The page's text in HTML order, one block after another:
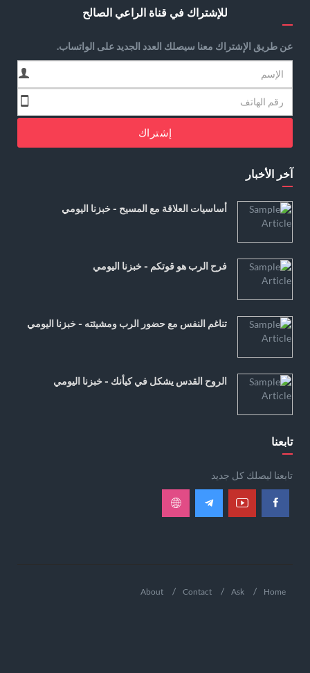
للإشتراك في قناة الراعي الصالح
عن طريق الإشتراك معنا سيصلك العدد الجديد على الواتساب.
إشتراك
آخر الأخبار
أساسيات العلاقة مع المسيح - خبزنا اليومي
فرح الرب هو قوتكم - خبزنا اليومي
تناغم النفس مع حضور الرب ومشيئته - خبزنا اليومي
الروح القدس يشكل في كيأنك - خبزنا اليومي
تابعنا
تابعنا ليصلك كل جديد
Home
Ask
Contact
About